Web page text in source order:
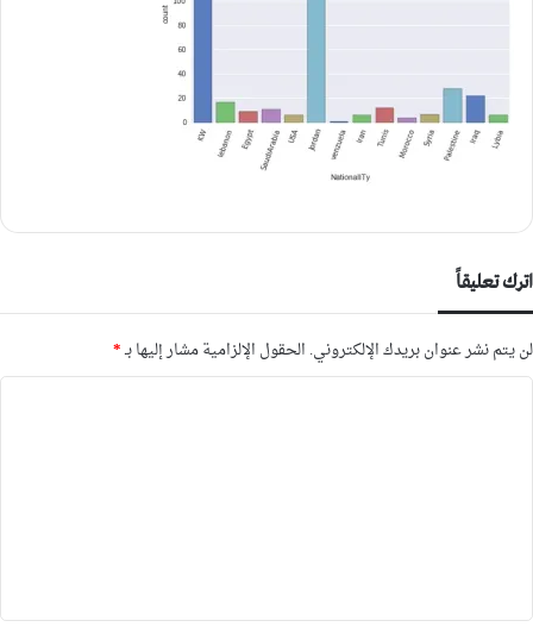
اترك تعليقاً
لن يتم نشر عنوان بريدك الإلكتروني. الحقول الإلزامية مشار إليها بـ*